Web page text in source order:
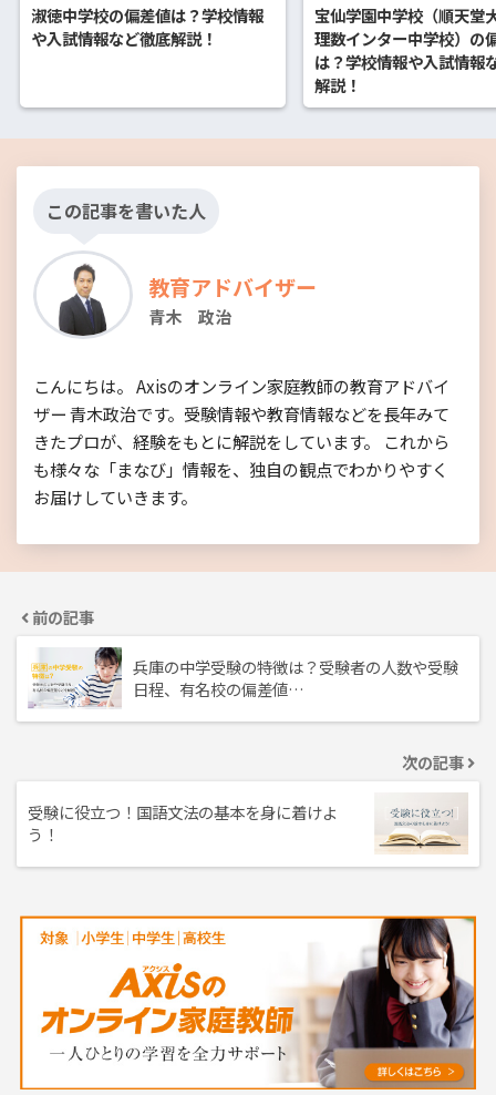
淑徳中学校の偏差値は？学校情報
や入試情報など徹底解説！
宝仙学園中学校（順天堂
理数インター中学校）の
は？学校情報や入試情報
解説！
この記事を書いた人
教育アドバイザー
青木 政治
こんにちは。 Axisのオンライン家庭教師の教育アドバイ
ザー 青木政治です。受験情報や教育情報などを長年みて
きたプロが、経験をもとに解説をしています。 これから
も様々な「まなび」情報を、独自の観点でわかりやすく
お届けしていきます。
前の記事
兵庫の中学受験の特徴は？受験者の人数や受験
日程、有名校の偏差値…
次の記事
受験に役立つ！国語文法の基本を身に着けよ
う！